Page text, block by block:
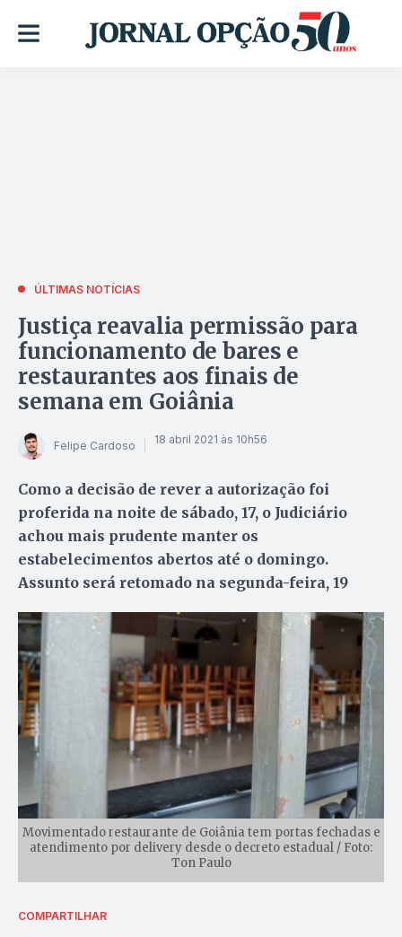
ÚLTIMAS NOTÍCIAS
Justiça reavalia permissão para
funcionamento de bares e
restaurantes aos finais de
semana em Goiânia
Felipe Cardoso 18 abril 2021 às 10h56
Como a decisão de rever a autorização foi
proferida na noite de sábado, 17, o Judiciário
achou mais prudente manter os
estabelecimentos abertos até o domingo.
Assunto será retomado na segunda-feira, 19
Movimentado restaurante de Goiânia tem portas fechadas e
atendimento por delivery desde o decreto estadual / Foto:
Ton Paulo
COMPARTILHAR